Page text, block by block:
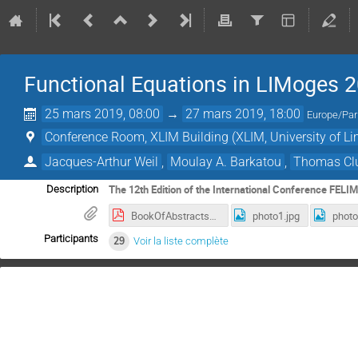
Functional Equations in LIMoges
25 mars 2019, 08:00 → 27 mars 2019, 18:00 Europe/
Conference Room, XLIM Building (XLIM, University of
Jacques-Arthur Weil
Moulay A. Barkatou Thomas
Description
The 12th Edition of the International Conference
BookOfAbstracts_FELIM2019.pdf
photo1.jpg
Participants 29 Voir la liste complète